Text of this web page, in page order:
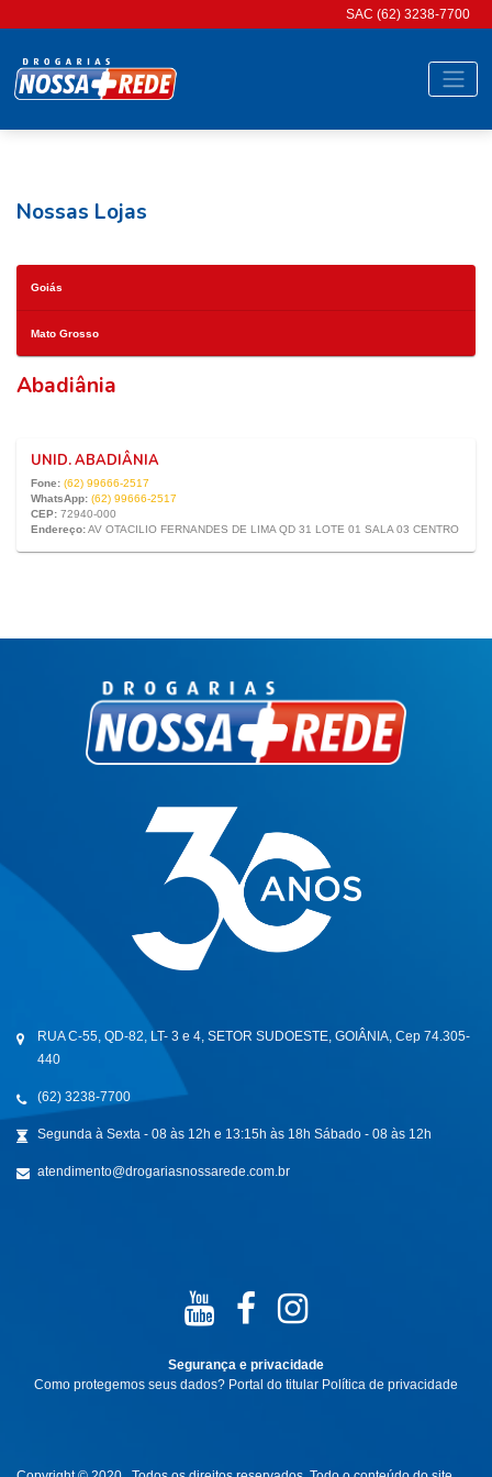
SAC (62) 3238-7700
Nossas Lojas
Goiás
Mato Grosso
Abadiânia
UNID. ABADIÂNIA
Fone: (62) 99666-2517
WhatsApp: (62) 99666-2517
CEP:72940-000
Endereço:AV OTACILIO FERNANDES DE LIMA QD 31 LOTE 01 SALA 03 CENTRO
RUA C-55, QD-82, LT- 3 e 4, SETOR SUDOESTE, GOIÂNIA, Cep 74.305-
440
(62) 3238-7700
Segunda à Sexta - 08 às 12h e 13:15h às 18h Sábado - 08 às 12h
atendimento@drogariasnossarede.com.br
Segurança e privacidade
Como protegemos seus dados? Portal do titular Política de privacidade